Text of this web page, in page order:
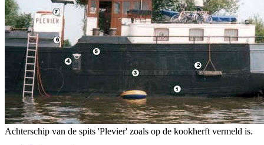
Achterschip van de spits 'Plevier' zoals op de kookherft vermeld is.